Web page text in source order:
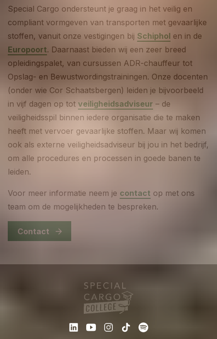
Special Cargo ondersteunt je graag in het veilig en
compliant vormgeven van transporten met gevaarlijke
stoffen, vanuit onze vestigingen bij Schiphol en in de
Europoort. Daarnaast bieden wij een zeer breed
opleidingspalet, van cursussen ADR-chauffeur tot
Opslag- en Bewustwordingstrainingen. Onze docenten
(onder wie Cor Schaatsbergen) leiden je bijvoorbeeld
in vijf dagen op tot veiligheidsadviseur – de
veiligheidsspil binnen iedere organisatie die te maken
heeft met vervoer gevaarlijke stoffen. Maar wij komen
ook als externe veiligheidsadviseur bij jou in het bedrijf,
om alle procedures en processen in goede banen te
leiden.
Voor meer informatie neem je contact op met ons
team om de mogelijkheden te bespreken.
Contact